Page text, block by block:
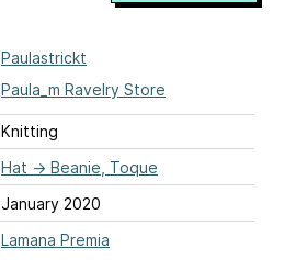
Paulastrickt
Paula_m Ravelry Store
Knitting
Hat → Beanie, Toque
January 2020
Lamana Premia